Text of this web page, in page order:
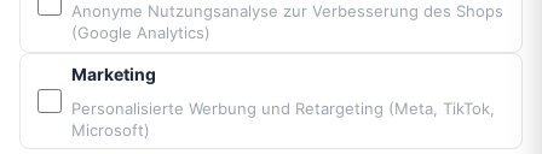
Vittorazi Motoren MY25
Airconception
Apco Aviation
Ozone
Anonyme Nutzungsanalyse zur Verbesserung des Shops
(Google Analytics)
Marketing
Personalisierte Werbung und Retargeting (Meta, TikTok,
Microsoft)